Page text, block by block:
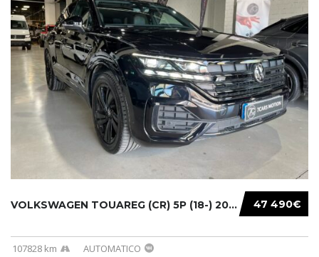
47 490€
VOLKSWAGEN TOUAREG (CR) 5P (18-) 2021...
107828 km AUTOMATICO